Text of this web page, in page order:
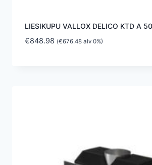
LIESIKUPU VALLOX DELICO KTD A
€848.98 (€676.48alv 0%)